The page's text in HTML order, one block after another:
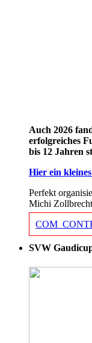
Auch 2026
erfolgreiches
bis 12 Jahren
Hier ein
Perfekt
Michi
SVW